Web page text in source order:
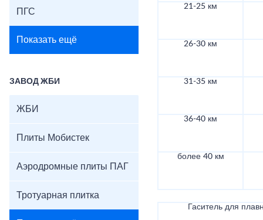
ПГС
Показать ещё
ЗАВОД ЖБИ
ЖБИ
Плиты Мобистек
Аэродромные плиты ПАГ
Тротуарная плитка
21-25 км
26-30 км
31-35 км
36-40 км
более 40 км
Гаситель для